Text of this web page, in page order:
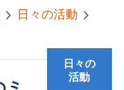
日々の活動
日々の
活動